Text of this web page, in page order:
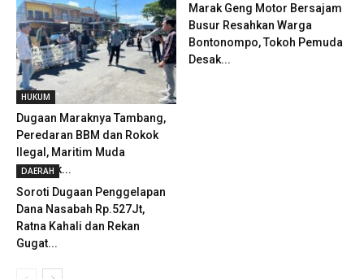
HUKUM
Dugaan Maraknya Tambang,
Peredaran BBM dan Rokok
Ilegal, Maritim Muda
Geruduk...
Marak Geng Motor Bersajam
Busur Resahkan Warga
Bontonompo, Tokoh Pemuda
Desak...
DAERAH
Soroti Dugaan Penggelapan
Dana Nasabah Rp.527Jt,
Ratna Kahali dan Rekan
Gugat...